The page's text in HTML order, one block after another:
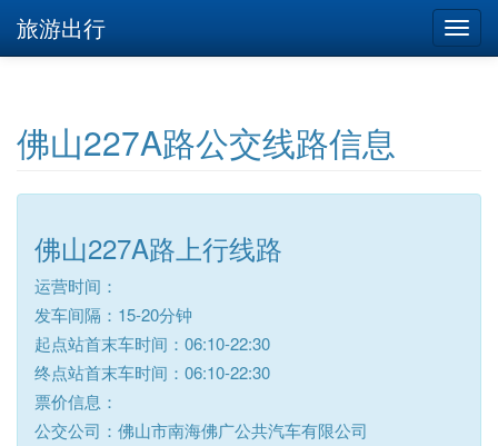
旅游出行
佛山227A路公交线路信息
佛山227A路上行线路
运营时间：
发车间隔：15-20分钟
起点站首末车时间：06:10-22:30
终点站首末车时间：06:10-22:30
票价信息：
公交公司：佛山市南海佛广公共汽车有限公司